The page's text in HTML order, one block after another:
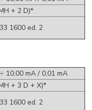
+ 2 D)*
1600 ed. 2
10,00 mA / 0,01 mA
+ 3 D + X)*
1600 ed. 2